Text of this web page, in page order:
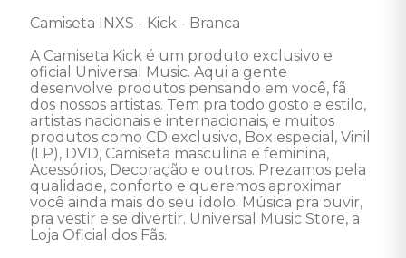
Camiseta INXS - Kick - Branca
A Camiseta Kick é um produto exclusivo e
oficial Universal Music. Aqui a gente
desenvolve produtos pensando em você, fã
dos nossos artistas. Tem pra todo gosto e estilo,
artistas nacionais e internacionais, e muitos
produtos como CD exclusivo, Box especial, Vinil
(LP), DVD, Camiseta masculina e feminina,
Acessórios, Decoração e outros. Prezamos pela
qualidade, conforto e queremos aproximar
você ainda mais do seu ídolo. Música pra ouvir,
pra vestir e se divertir. Universal Music Store, a
Loja Oficial dos Fãs.